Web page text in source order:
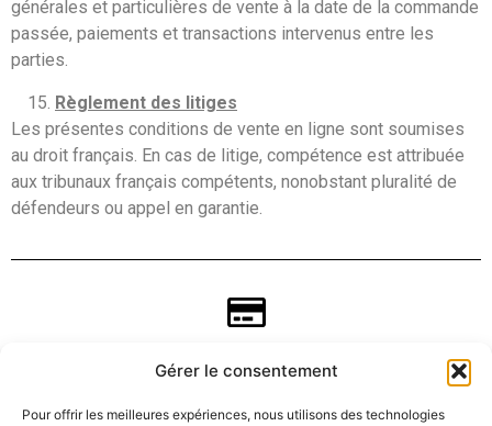
Gérer le consentement
Pour offrir les meilleures expériences, nous utilisons des technologies
générales et particulières de vente à la date de la commande
passée, paiements et transactions intervenus entre les
parties.
Règlement des litiges
Les présentes conditions de vente en ligne sont soumises
au droit français. En cas de litige, compétence est attribuée
aux tribunaux français compétents, nonobstant pluralité de
défendeurs ou appel en garantie.